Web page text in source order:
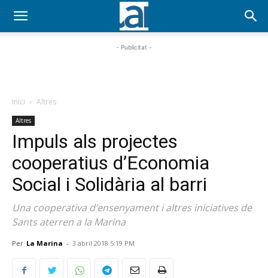
- Publicitat -
Inici Altres
Altres
Impuls als projectes
cooperatius d’Economia
Social i Solidària al barri
Una cooperativa d’ensenyament i altres iniciatives de
Sants aterren a la Marina
Per La Marina - 3 abril 2018 5:19 PM